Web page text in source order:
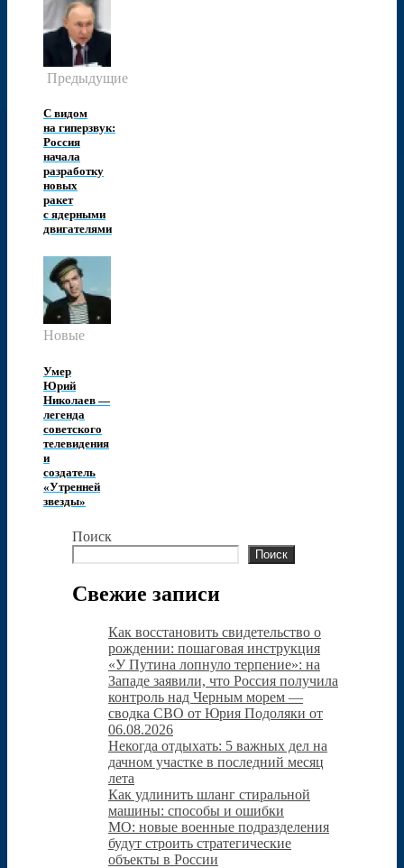
Предыдущие
С видом
на гиперзвук:
Россия
начала
разработку
новых
ракет
с ядерными
двигателями
Новые
Умер
Юрий
Николаев —
легенда
советского
телевидения
и
создатель
«Утренней
звезды»
Поиск
Поиск
Свежие записи
Как восстановить свидетельство о
рождении: пошаговая инструкция
«У Путина лопнуло терпение»: на
Западе заявили, что Россия получила
контроль над Черным морем —
сводка СВО от Юрия Подоляки от
06.08.2026
Некогда отдыхать: 5 важных дел на
дачном участке в последний месяц
лета
Как удлинить шланг стиральной
машины: способы и ошибки
МО: новые военные подразделения
будут строить стратегические
объекты в России